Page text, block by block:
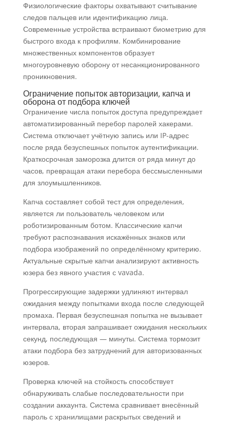
Физиологические факторы охватывают считывание
следов пальцев или идентификацию лица.
Современные устройства встраивают биометрию для
быстрого входа к профилям. Комбинирование
множественных компонентов образует
многоуровневую оборону от несанкционированного
проникновения.
Ограничение попыток авторизации, капча и
оборона от подбора ключей
Ограничение числа попыток доступа предупреждает
автоматизированный перебор паролей хакерами.
Система отключает учётную запись или IP-адрес
после ряда безуспешных попыток аутентификации.
Краткосрочная заморозка длится от ряда минут до
часов, превращая атаки перебора бессмысленными
для злоумышленников.
Капча составляет собой тест для определения,
является ли пользователь человеком или
роботизированным ботом. Классические капчи
требуют распознавания искажённых знаков или
подбора изображений по определённому критерию.
Актуальные скрытые капчи анализируют активность
юзера без явного участия с vavada.
Прогрессирующие задержки удлиняют интервал
ожидания между попытками входа после следующей
промаха. Первая безуспешная попытка не вызывает
интервала, вторая запрашивает ожидания нескольких
секунд, последующая — минуты. Система тормозит
атаки подбора без затруднений для авторизованных
юзеров.
Проверка ключей на стойкость способствует
обнаруживать слабые последовательности при
создании аккаунта. Система сравнивает внесённый
пароль с хранилищами раскрытых сведений и